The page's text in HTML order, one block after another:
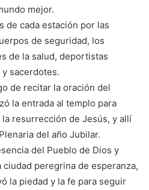
mejor.
de cada estación por las
de seguridad, los
de la salud, deportistas
sacerdotes.
de recitar la oración del
la entrada al templo para
resurrección de Jesús, y allí
del año Jubilar.
del Pueblo de Dios y
peregrina de esperanza,
la piedad y la fe para seguir